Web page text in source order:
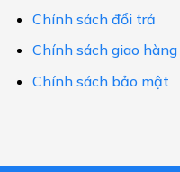
Chính sách đổi trả
Chính sách giao hàng
Chính sách bảo mật